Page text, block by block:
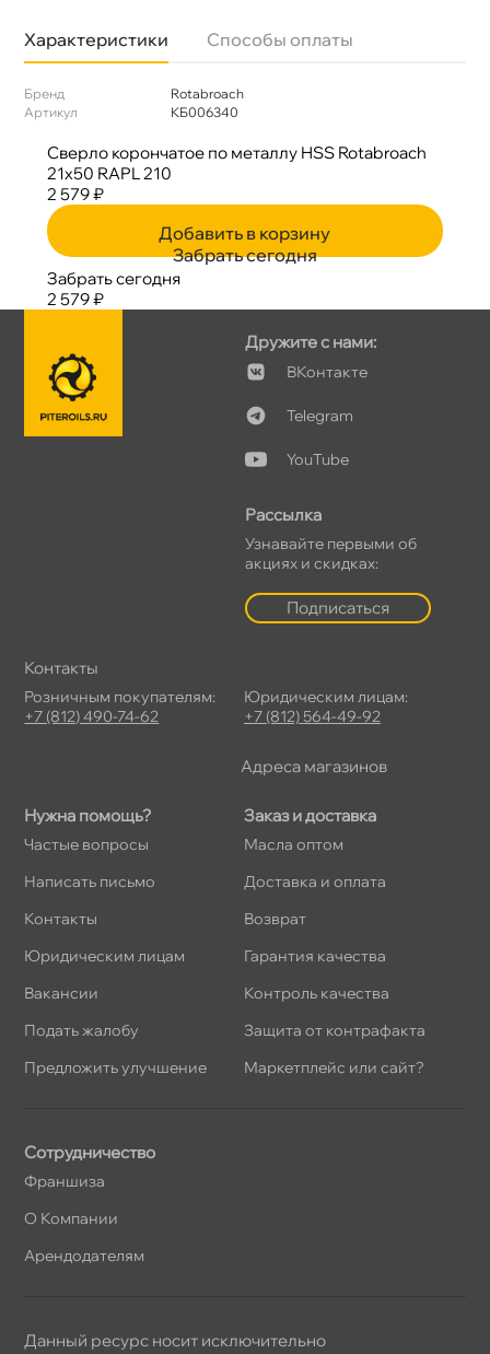
Характеристики Способы оплаты
Бренд
Rotabroach
Артикул
КБ006340
Сверло корончатое по металлу HSS Rotabroach
21х50 RAPL 210
2 579 ₽
Добавить в корзину
Забрать сегодня
Забрать сегодня
2 579 ₽
Нужна помощь?
Частые вопросы
Написать письмо
Контакты
Юридическим лицам
акансии
Подать жалобу
Предложить улучшение
Заказ и доставка
Масла оптом
Доставка и оплата
озврат
Гарантия качества
Контроль качества
Защита от контрафакта
Маркетплейс или сайт?
Дружите с нами:
Контакте
Telegram
YouTube
Рассылка
Узнавайте первыми о
акциях и скидках:
Подписаться
Сотрудничество
Франшиза
О Компании
Арендодателям
Контакты
Розничным покупателям:
+7 (812) 490-74-62
Юридическим лицам:
+7 (812) 564-49-92
Адреса магазино
Данный ресурс носит исключительно